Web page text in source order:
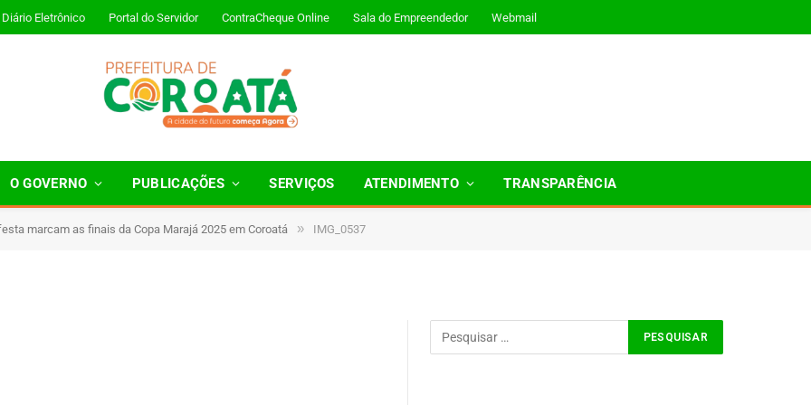
Diário Eletrônico Portal do Servidor ContraCheque Online Sala do Empreendedor Webmail
O GOVERNO PUBLICAÇÕES SERVIÇOS ATENDIMENTO TRANSPARÊNCIA
marcam as finais da Copa Marajá 2025 em Coroatá » IMG_0537